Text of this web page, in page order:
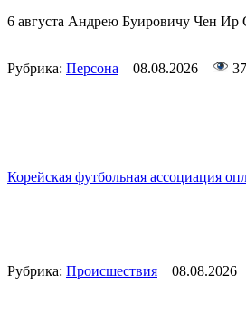
6 августа Андрею Буировичу Чен Ир
Рубрика: Персона 08.08.2026
Корейская футбольная ассоциация
Рубрика: Происшествия 08.08.2026